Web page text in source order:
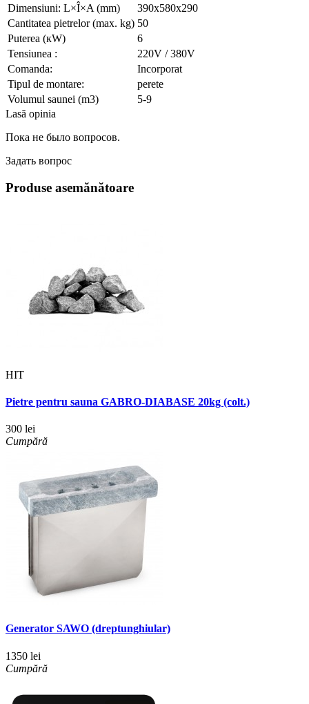
Dimensiuni: L×Î×A (mm)
390x580x290
Cantitatea pietrelor (max. kg) 50
Puterea (кW)
6
Tensiunea :
220V / 380V
Comanda:
Incorporat
Tipul de montare:
perete
Volumul saunei (m3)
5-9
Lasă opinia
Пока не было вопросов.
Задать вопрос
Produse asemănătoare
HIT
Pietre pentru sauna GABRO-DIABASE 20kg (colt.)
300 lei
Cumpără
Generator SAWO (dreptunghiular)
1350 lei
Cumpără